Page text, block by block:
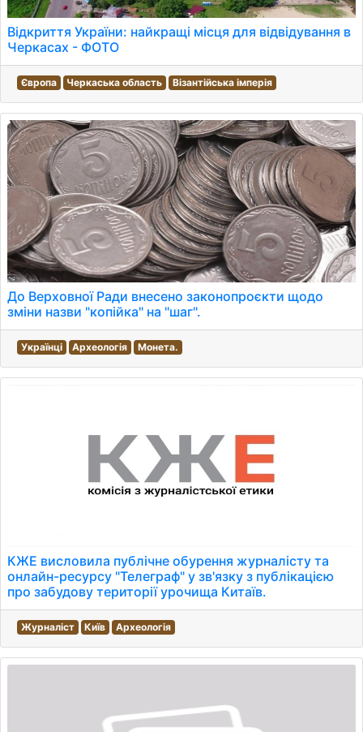
Відкриття України: найкращі місця для відвідування в
Черкасах - ФОТО
Європа Черкаська область Візантійська імперія
До Верховної Ради внесено законопроєкти щодо
зміни назви "копійка" на "шаг".
Українці Археологія Монета.
КЖЕ висловила публічне обурення журналісту та
онлайн-ресурсу "Телеграф" у зв'язку з публікацією
про забудову території урочища Китаїв.
Журналіст Київ Археологія